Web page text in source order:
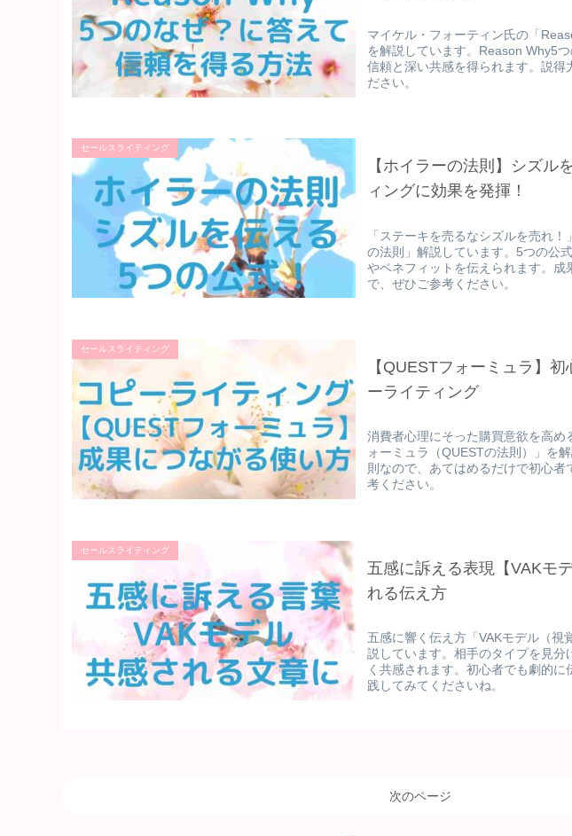
マイケル・フォーティン氏の「
を解説しています。Reason Why5
信頼と深い共感を得られます。説得
ださい。
セールスライティング
【ホイラーの法則】シズル
ィングに効果を発揮！
「ステーキを売るなシズルを売れ
の法則」解説しています。5つの公
やベネフィットを伝えられます。
で、ぜひご参考ください。
セールスライティング
【QUESTフォーミュラ】
ーライティング
消費者心理にそった購買意欲を高め
ォーミュラ（QUESTの法則）」を
則なので、あてはめるだけで初心
考ください。
セールスライティング
五感に訴える表現【VAKモ
れる伝え方
五感に響く伝え方「VAKモデル（
説しています。相手のタイプを見
く共感されます。初心者でも劇的
践してみてくださいね。
次のページ